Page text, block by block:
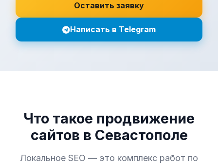
Оставить заявку
Написать в Telegram
Что такое продвижение
сайтов в Севастополе
Локальное SEO — это комплекс работ по